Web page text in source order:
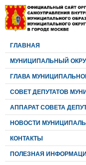
ГЛАВНАЯ
МУНИЦИПАЛЬНЫЙ
ГЛАВА
CОВЕТ ДЕПУТАТОВ
АППАРАТ СОВЕТА
НОВОСТИ
КОНТАКТЫ
ПОЛЕЗНАЯ